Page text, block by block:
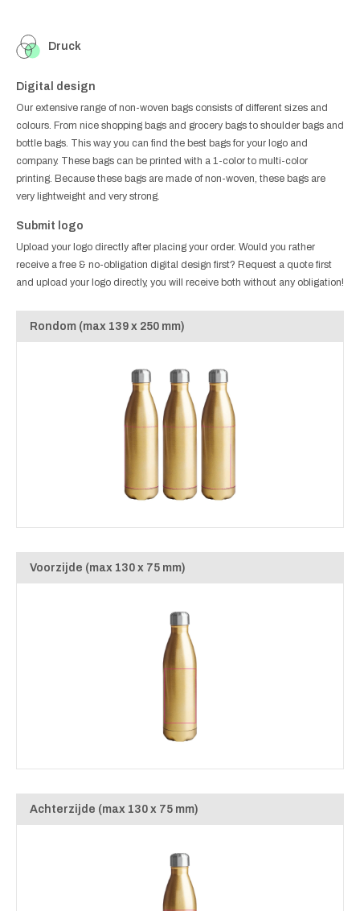
Druck
Digital design
Our extensive range of non-woven bags consists of different sizes and
colours. From nice shopping bags and grocery bags to shoulder bags and
bottle bags. This way you can find the best bags for your logo and
company. These bags can be printed with a 1-color to multi-color
printing. Because these bags are made of non-woven, these bags are
very lightweight and very strong.
Submit logo
Upload your logo directly after placing your order. Would you rather
receive a free & no-obligation digital design first? Request a quote first
and upload your logo directly, you will receive both without any obligation!
Rondom (max 139 x 250 mm)
Voorzijde (max 130 x 75 mm)
Achterzijde (max 130 x 75 mm)